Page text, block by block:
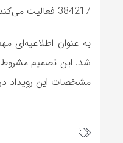
384217 فعالیت می‌کند. این شرکت در سال مالی منتهی به 1404/09/30، به فرابورس ایران پذیرفته شده است.
شد. این تصمیم مشروط
مشخصات این رویداد